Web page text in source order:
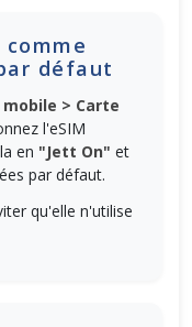
défaut
> Carte
l'eSIM
en "Jett On" et
par défaut.
qu'elle n'utilise